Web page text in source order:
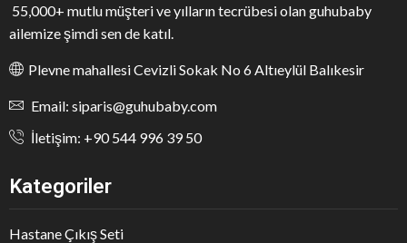
55,000+ mutlu müşteri ve yılların tecrübesi olan guhubaby
ailemize şimdi sen de katıl.
Plevne mahallesi Cevizli Sokak No 6 Altıeylül Balıkesir
Email: siparis@guhubaby.com
İletişim: +90 544 996 39 50
Kategoriler
Hastane Çıkış Seti